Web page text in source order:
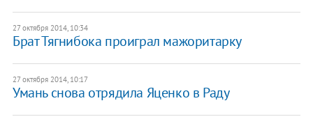
27 октября 2014, 10:34
Брат Тягнибока проиграл мажоритарку
27 октября 2014, 10:17
Умань снова отрядила Яценко в Раду